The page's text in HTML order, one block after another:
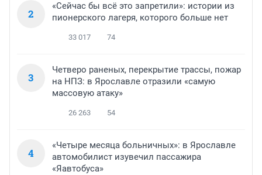
2
«Сейчас бы всё это запретили»: истории из
пионерского лагеря, которого больше нет
33 017 74
3
Четверо раненых, перекрытие трассы, пожар
на НПЗ: в Ярославле отразили «самую
массовую атаку»
26 263 54
4
«Четыре месяца больничных»: в Ярославле
автомобилист изувечил пассажира
«Яавтобуса»